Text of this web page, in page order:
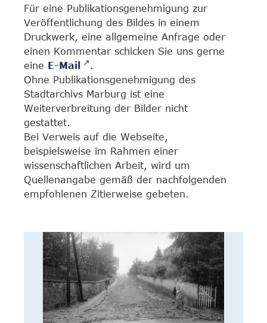
Für eine Publikationsgenehmigung zur
Veröffentlichung des Bildes in einem
Druckwerk, eine allgemeine Anfrage oder
einen Kommentar schicken Sie uns gerne
eine E-Mail
.
Ohne Publikationsgenehmigung des
Stadtarchivs Marburg ist eine
Weiterverbreitung der Bilder nicht
gestattet.
Bei Verweis auf die Webseite,
beispielsweise im Rahmen einer
wissenschaftlichen Arbeit, wird um
Quellenangabe gemäß der nachfolgenden
empfohlenen Zitierweise gebeten.